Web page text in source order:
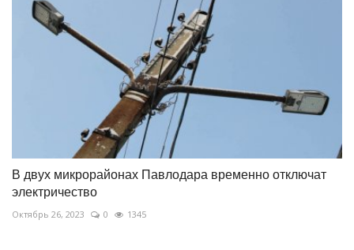
В двух микрорайонах Павлодара временно отключат
электричество
Октябрь 26, 2023 0 1345